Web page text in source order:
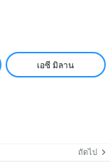
เอซี มิลาน
ถัดไป